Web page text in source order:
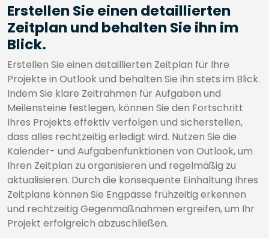
Erstellen Sie einen detaillierten
Zeitplan und behalten Sie ihn im
Blick.
Erstellen Sie einen detaillierten Zeitplan für Ihre
Projekte in Outlook und behalten Sie ihn stets im Blick.
Indem Sie klare Zeitrahmen für Aufgaben und
Meilensteine festlegen, können Sie den Fortschritt
Ihres Projekts effektiv verfolgen und sicherstellen,
dass alles rechtzeitig erledigt wird. Nutzen Sie die
Kalender- und Aufgabenfunktionen von Outlook, um
Ihren Zeitplan zu organisieren und regelmäßig zu
aktualisieren. Durch die konsequente Einhaltung Ihres
Zeitplans können Sie Engpässe frühzeitig erkennen
und rechtzeitig Gegenmaßnahmen ergreifen, um Ihr
Projekt erfolgreich abzuschließen.